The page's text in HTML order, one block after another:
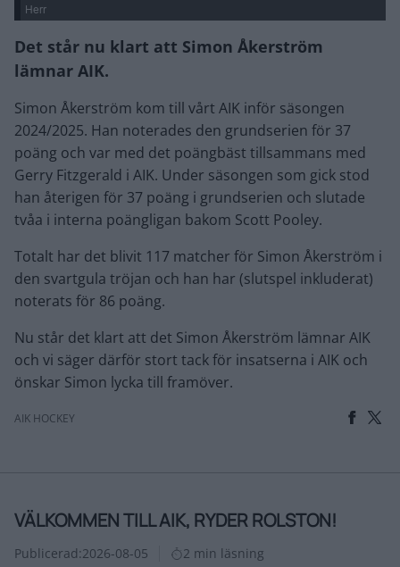
Herr
Det står nu klart att Simon Åkerström
lämnar AIK.
Simon Åkerström kom till vårt AIK inför säsongen
2024/2025. Han noterades den grundserien för 37
poäng och var med det poängbäst tillsammans med
Gerry Fitzgerald i AIK. Under säsongen som gick stod
han återigen för 37 poäng i grundserien och slutade
tvåa i interna poängligan bakom Scott Pooley.
Totalt har det blivit 117 matcher för Simon Åkerström i
den svartgula tröjan och han har (slutspel inkluderat)
noterats för 86 poäng.
Nu står det klart att det Simon Åkerström lämnar AIK
och vi säger därför stort tack för insatserna i AIK och
önskar Simon lycka till framöver.
AIK HOCKEY
VÄLKOMMEN TILL AIK, RYDER ROLSTON!
Publicerad:2026-08-05 2 min läsning